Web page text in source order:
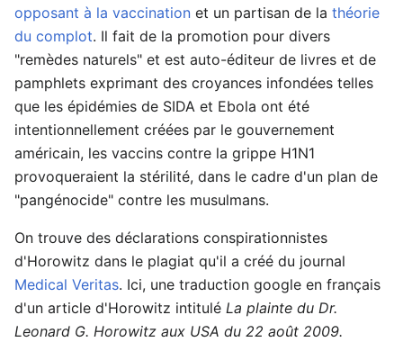
opposant à la vaccination et un partisan de la théorie
du complot. Il fait de la promotion pour divers
"remèdes naturels" et est auto-éditeur de livres et de
pamphlets exprimant des croyances infondées telles
que les épidémies de SIDA et Ebola ont été
intentionnellement créées par le gouvernement
américain, les vaccins contre la grippe H1N1
provoqueraient la stérilité, dans le cadre d'un plan de
"pangénocide" contre les musulmans.
On trouve des déclarations conspirationnistes
d'Horowitz dans le plagiat qu'il a créé du journal
Medical Veritas. Ici, une traduction google en français
d'un article d'Horowitz intitulé La plainte du Dr.
Leonard G. Horowitz aux USA du 22 août 2009.